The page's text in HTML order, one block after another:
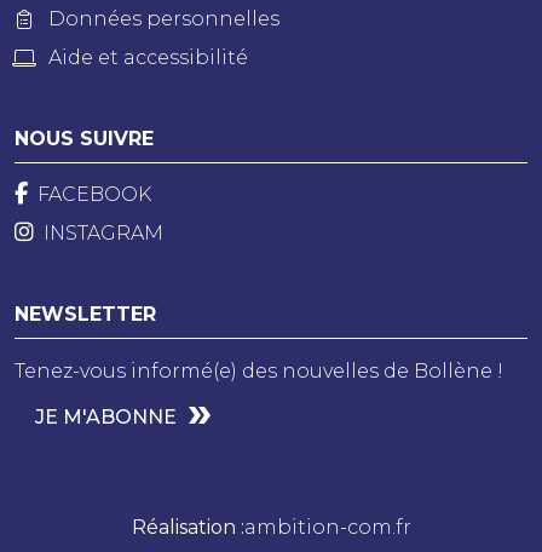
Données personnelles
Aide et accessibilité
NOUS SUIVRE
FACEBOOK
INSTAGRAM
NEWSLETTER
Tenez-vous informé(e) des nouvelles de Bollène !
JE M'ABONNE
Réalisation :ambition-com.fr